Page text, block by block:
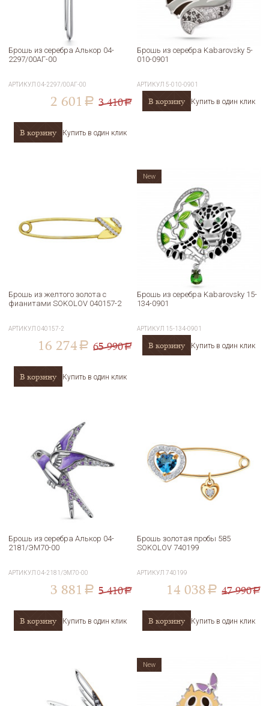
Брошь из серебра Алькор 04-
2297/00АГ-00
АРТИКУЛ04-2297/00АГ-00
2 601 a 3 410a
В корзину Купить в один клик
Брошь из серебра Kabarovsky 5-
010-0901
АРТИКУЛ5-010-0901
В корзину Купить в один клик
Брошь из желтого золота с
фианитами SOKOLOV 040157-2
АРТИКУЛ040157-2
16 274 a 65 990a
В корзину Купить в один клик
Брошь из серебра Kabarovsky 15-
134-0901
АРТИКУЛ 15-134-0901
В корзину Купить в один клик
New
Брошь из серебра Алькор 04-
2181/ЭМ70-00
АРТИКУЛ04-2181/ЭМ70-00
3 881 a 5 410a
В корзину Купить в один клик
Брошь золотая пробы 585
SOKOLOV 740199
АРТИКУЛ 740199
14 038 a 47 990a
В корзину Купить в один клик
New